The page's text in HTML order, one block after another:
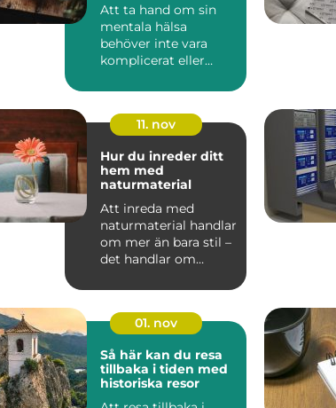
Att ta hand om sin
mentala hälsa
behöver inte vara
komplicerat eller
11. nov
Hur du inreder ditt
hem med
naturmaterial
Att inreda med
naturmaterial handlar
om mer än bara stil –
det handlar om
01. nov
Så här kan du resa
tillbaka i tiden med
historiska resor